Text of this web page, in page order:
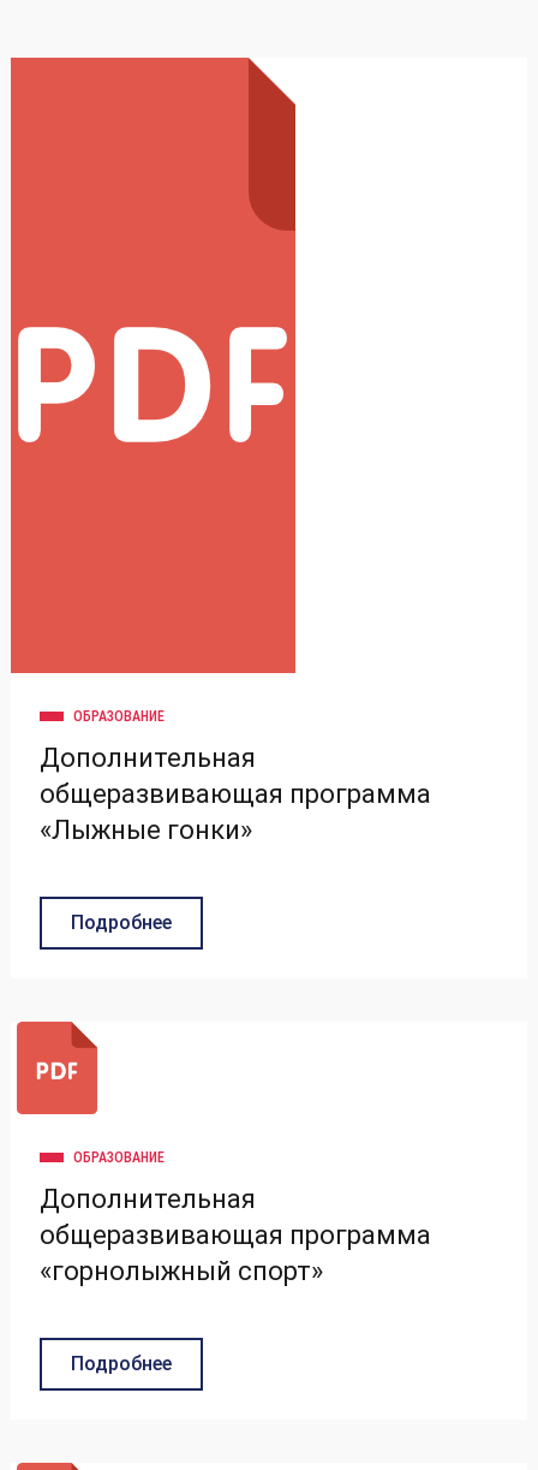
ОБРАЗОВАНИЕ
Дополнительная
общеразвивающая программа
«Лыжные гонки»
Подробнее
ОБРАЗОВАНИЕ
Дополнительная
общеразвивающая программа
«горнолыжный спорт»
Подробнее